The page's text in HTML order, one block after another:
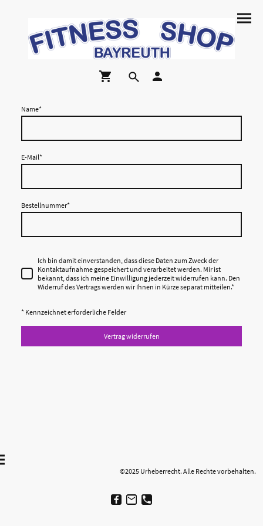
Name*
E-Mail*
Bestellnummer*
Ich bin damit einverstanden, dass diese Daten zum Zweck der
Kontaktaufnahme gespeichert und verarbeitet werden. Mir ist
bekannt, dass ich meine Einwilligung jederzeit widerrufen kann. Den
Widerruf des Vertrags werden wir Ihnen in Kürze separat mitteilen.*
* Kennzeichnet erforderliche Felder
Vertrag widerrufen
©2025 Urheberrecht. Alle Rechte vorbehalten.